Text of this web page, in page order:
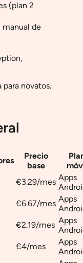
(plan 2
manual de
novatos.
Precio
base
€3.29/mes Apps
€6.67/mes Apps
€2.19/mes Apps
€4/mes
Apps